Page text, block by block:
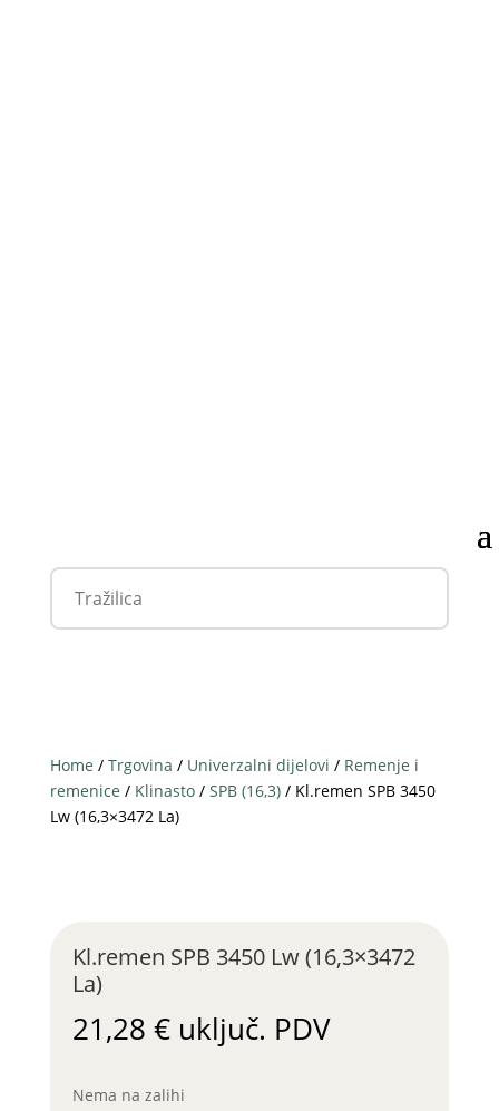
Home / Trgovina / Univerzalni dijelovi / Remenje i
remenice / Klinasto/ SPB (16,3)/ Kl.remen SPB 3450
Lw (16,3×3472 La)
Kl.remen SPB 3450 Lw (16,3×3472
La)
21,28 € uključ. PDV
Nema na zalihi